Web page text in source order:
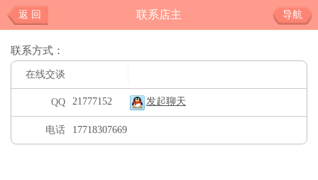
返 回 联系店主 导航
联系方式：
在线交谈
QQ 21777152 发起聊天
电话 17718307669